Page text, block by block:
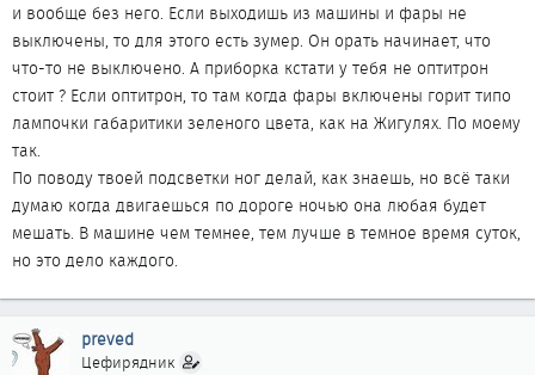
и вообще без него. Если выходишь из машины и фары не
выключены, то для этого есть зумер. Он орать начинает, что
что-то не выключено. А приборка кстати у тебя не оптитрон
стоит ? Если оптитрон, то там когда фары включены горит типо
лампочки габаритики зеленого цвета, как на Жигулях. По моему
так.
По поводу твоей подсветки ног делай, как знаешь, но всё таки
думаю когда двигаешься по дороге ночью она любая будет
мешать. В машине чем темнее, тем лучше в темное время суток,
но это дело каждого.
preved
Цефирядник